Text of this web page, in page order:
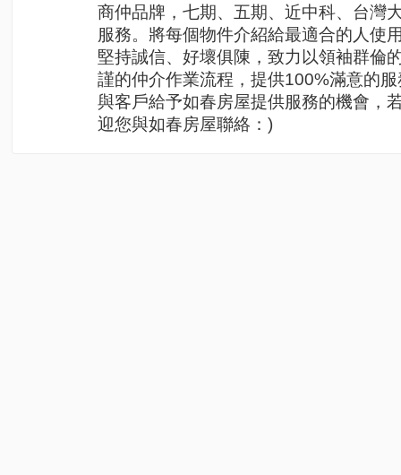
商仲品牌，七期、五期、近中科、台灣
服務。將每個物件介紹給最適合的人使
堅持誠信、好壞俱陳，致力以領袖群倫
謹的仲介作業流程，提供100%滿意的
與客戶給予如春房屋提供服務的機會，
迎您與如春房屋聯絡：)